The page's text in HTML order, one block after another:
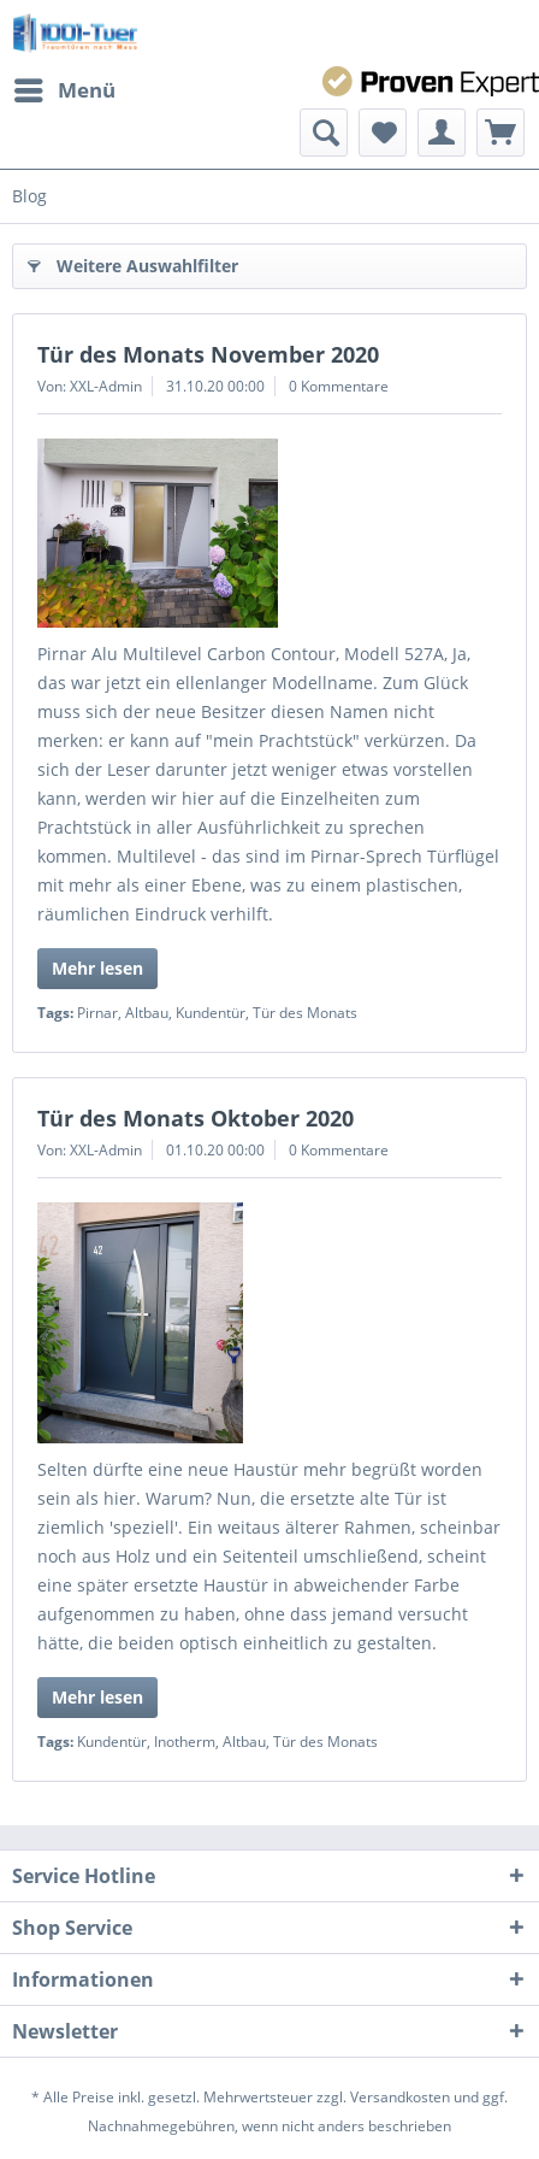
Menü
Blog
Weitere Auswahlfilter
Tür des Monats November 2020
Von: XXL-Admin 31.10.20 00:00 0 Kommentare
Pirnar Alu Multilevel Carbon Contour, Modell 527A, Ja,
das war jetzt ein ellenlanger Modellname. Zum Glück
muss sich der neue Besitzer diesen Namen nicht
merken: er kann auf "mein Prachtstück" verkürzen. Da
sich der Leser darunter jetzt weniger etwas vorstellen
kann, werden wir hier auf die Einzelheiten zum
Prachtstück in aller Ausführlichkeit zu sprechen
kommen. Multilevel - das sind im Pirnar-Sprech Türflügel
mit mehr als einer Ebene, was zu einem plastischen,
räumlichen Eindruck verhilft.
Mehr lesen
Tags: Pirnar, Altbau, Kundentür, Tür des Monats
Tür des Monats Oktober 2020
Von: XXL-Admin 01.10.20 00:00 0 Kommentare
Selten dürfte eine neue Haustür mehr begrüßt worden
sein als hier. Warum? Nun, die ersetzte alte Tür ist
ziemlich 'speziell'. Ein weitaus älterer Rahmen, scheinbar
noch aus Holz und ein Seitenteil umschließend, scheint
eine später ersetzte Haustür in abweichender Farbe
aufgenommen zu haben, ohne dass jemand versucht
hätte, die beiden optisch einheitlich zu gestalten.
Mehr lesen
Tags: Kundentür, Inotherm, Altbau, Tür des Monats
Service Hotline
Shop Service
Informationen
Newsletter
* Alle Preise inkl. gesetzl. Mehrwertsteuer zzgl.Versandkosten und ggf.
Nachnahmegebühren, wenn nicht anders beschrieben